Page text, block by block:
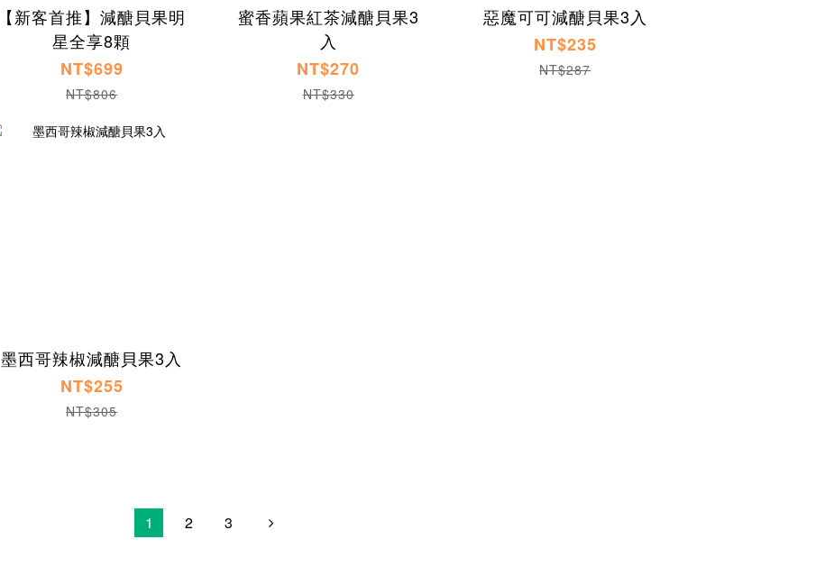
【新客首推】減醣貝果明
星全享8顆
NT$699
NT$806
蜜香蘋果紅茶減醣貝果3
入
NT$270
NT$330
惡魔可可減醣貝果3入
NT$235
NT$287
墨西哥辣椒減醣貝果3入
NT$255
NT$305
1 2 3